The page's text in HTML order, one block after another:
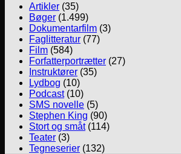
Artikler (35)
Bøger (1.499)
Dokumentarfilm (3)
Faglitteratur (77)
Film (584)
Forfatterportrætter (27)
Instruktører (35)
Lydbog (10)
Podcast(10)
SMS novelle (5)
Stephen King (90)
Stort og småt(114)
Teater (3)
Tegneserier (132)